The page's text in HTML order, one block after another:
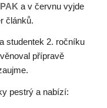
a v červnu vyjde
článků.
studentek 2. ročníku
přípravě
pestrý a nabízí: